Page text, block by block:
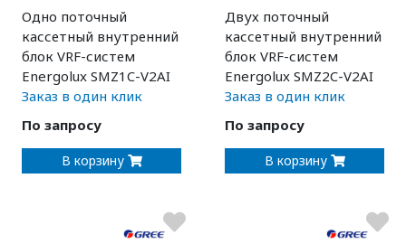
Одно поточный
кассетный внутренний
блок VRF-систем
Energolux SMZ1C-V2AI
Заказ в один клик
По запросу
В корзину
Двух поточный
кассетный внутренний
блок VRF-систем
Energolux SMZ2C-V2AI
Заказ в один клик
По запросу
В корзину